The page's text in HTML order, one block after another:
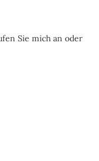
Sie mich an oder